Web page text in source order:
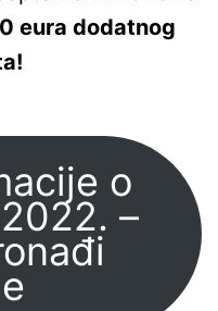
eura dodatnog
o
–